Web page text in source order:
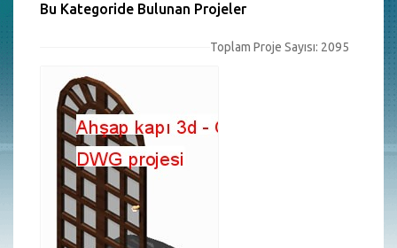
Bu Kategoride Bulunan Projeler
Toplam Proje Sayısı: 2095